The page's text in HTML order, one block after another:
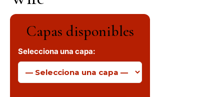
Capas disponibles
Selecciona una capa: